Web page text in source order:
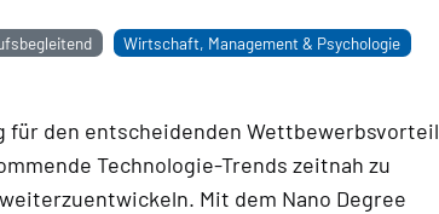
Wirtschaft, Management & Psychologie
den entscheidenden Wettbewerbsvorteil
Technologie-Trends zeitnah zu
Mit dem Nano Degree